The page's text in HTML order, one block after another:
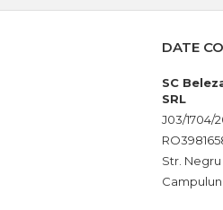
DATE
SC
SRL
J03/1704/
Str. Negru